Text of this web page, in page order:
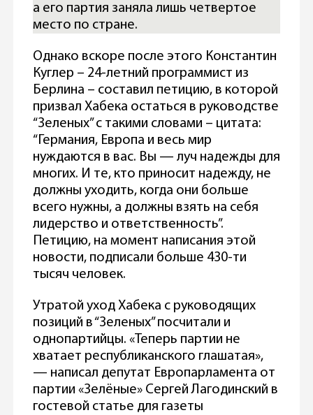
а его партия заняла лишь четвертое
место по стране.
Однако вскоре после этого Константин
Куглер – 24-летний программист из
Берлина – составил петицию, в которой
призвал Хабека остаться в руководстве
“Зеленых” с такими словами – цитата:
“Германия, Европа и весь мир
нуждаются в вас. Вы — луч надежды для
многих. И те, кто приносит надежду, не
должны уходить, когда они больше
всего нужны, а должны взять на себя
лидерство и ответственность”.
Петицию, на момент написания этой
новости, подписали больше 430-ти
тысяч человек.
Утратой уход Хабека с руководящих
позиций в “Зеленых” посчитали и
однопартийцы. «Теперь партии не
хватает республиканского глашатая»,
— написал депутат Европарламента от
партии «Зелёные» Сергей Лагодинский в
гостевой статье для газеты